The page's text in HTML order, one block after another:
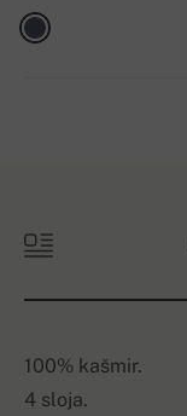
100% kašmir.
4 sloja.